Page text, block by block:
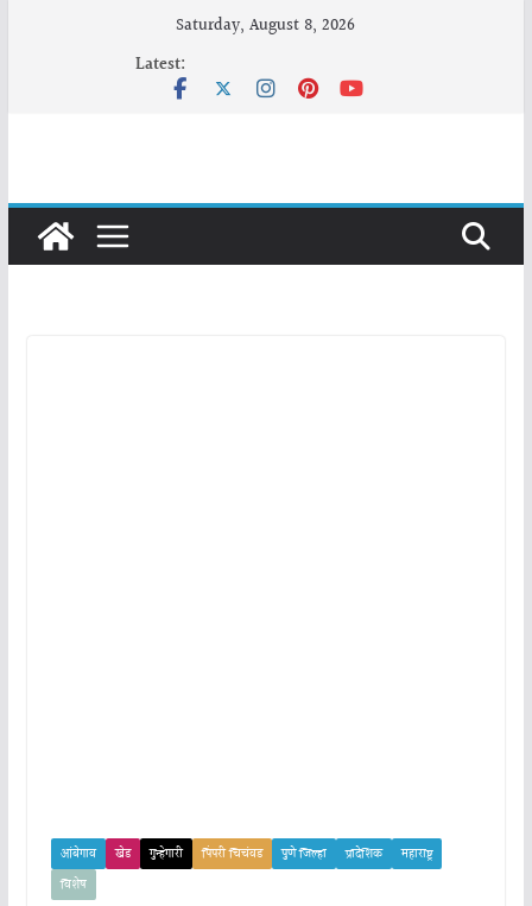
Saturday, August 8, 2026
Latest:
आंबेगाव खेड गुन्हेगारी पिंपरी चिचंवड पुणे जिल्हा प्रादेशिक
महाराष्ट्र
विशेष